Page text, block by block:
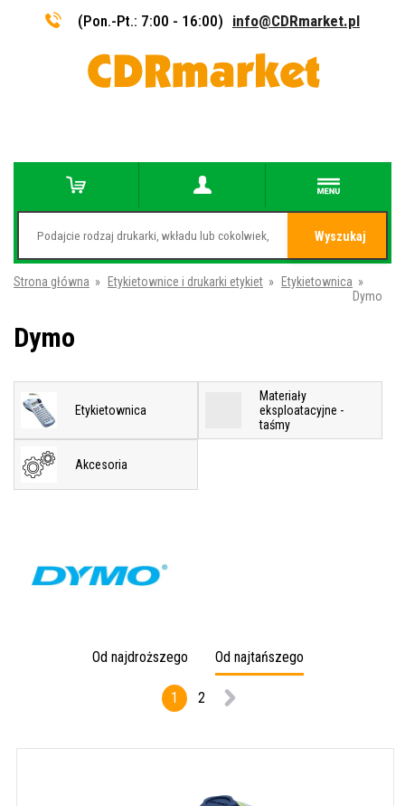
(Pon.-Pt.: 7:00 - 16:00) info@CDRmarket.pl
Wyszukaj
Strona główna » Etykietownice i drukarki etykiet » Etykietownica »
Dymo
Dymo
Etykietownica
Materiały
eksploatacyjne -
taśmy
Akcesoria
Od najdroższego Od najtańszego
1 2